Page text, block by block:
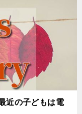
近の子どもは電